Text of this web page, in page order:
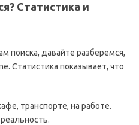
Статистика и
поиска, давайте разберемся,
Статистика показывает, что
транспорте, на работе.